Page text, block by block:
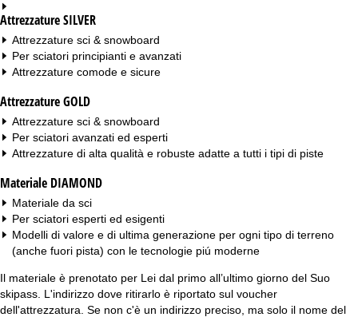
Attrezzature SILVER
Attrezzature sci & snowboard
Per sciatori principianti e avanzati
Attrezzature comode e sicure
Attrezzature GOLD
Attrezzature sci & snowboard
Per sciatori avanzati ed esperti
Attrezzature di alta qualità e robuste adatte a tutti i tipi di piste
Materiale DIAMOND
Materiale da sci
Per sciatori esperti ed esigenti
Modelli di valore e di ultima generazione per ogni tipo di terreno
(anche fuori pista) con le tecnologie piú moderne
Il materiale è prenotato per Lei dal primo all’ultimo giorno del Suo
skipass. L'indirizzo dove ritirarlo è riportato sul voucher
dell'attrezzatura. Se non c'è un indirizzo preciso, ma solo il nome del